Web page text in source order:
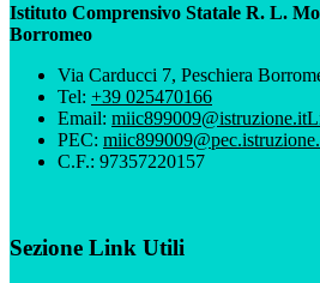
Istituto Comprensivo Statale R. L.
Borromeo
Via Carducci 7, Peschiera
Tel: +39 025470166
Email: miic899009@istruzione.it
PEC:
C.F.: 97357220157
Sezione Link Utili